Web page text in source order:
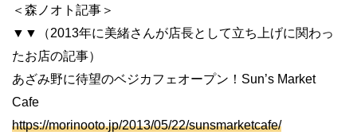
＜森ノオト記事＞
▼▼
（2013年に美緒さんが店長として立ち上げに関わっ
たお店の記事）
あざみ野に待望のベジカフェオープン！ Sun’s Market
Cafe
https://morinooto.jp/2013/05/22/sunsmarketcafe/